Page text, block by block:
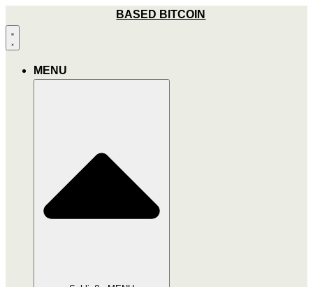
Inhalt
wechseln
BASED BITCOIN
MENU